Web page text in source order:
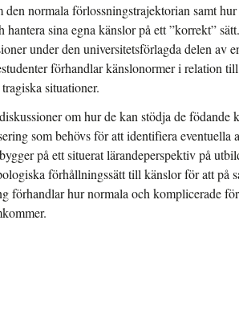
den normala förlossningstrajektorian samt
hantera sina egna känslor på ett ”korrekt”
under den universitetsförlagda delen av
förhandlar känslonormer i relation
situationer.
om hur de kan stödja de födande
som behövs för att identifiera eventuella
på ett situerat lärandeperspektiv på
förhållningssätt till känslor för att på
förhandlar hur normala och komplicerade